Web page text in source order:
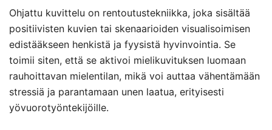
Ohjattu kuvittelu on rentoutustekniikka, joka sisältää
positiivisten kuvien tai skenaarioiden visualisoimisen
edistääkseen henkistä ja fyysistä hyvinvointia. Se
toimii siten, että se aktivoi mielikuvituksen luomaan
rauhoittavan mielentilan, mikä voi auttaa vähentämään
stressiä ja parantamaan unen laatua, erityisesti
yövuorotyöntekijöille.